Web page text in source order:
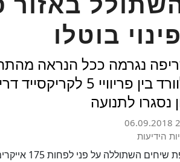
בוטלו
נגרמה ככל הנראה
בולוורד בין
נסגרו לתנועה
06.09.2018
הידיעות
שריפת